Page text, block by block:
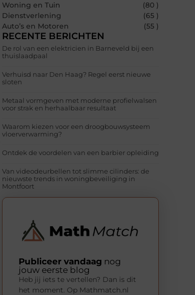
Woning en Tuin
(80 )
Dienstverlening
(65 )
Auto’s en Motoren
(55 )
RECENTE BERICHTEN
De rol van een elektricien in Barneveld bij een
thuislaadpaal
Verhuisd naar Den Haag? Regel eerst nieuwe
sloten
Metaal vormgeven met moderne profielwalsen
voor strak en herhaalbaar resultaat
Waarom kiezen voor een droogbouwsysteem
vloerverwarming?
Ontdek de voordelen van een barbier opleiding
Van videodeurbellen tot slimme cilinders: de
nieuwste trends in woningbeveiliging in
Montfoort
Publiceer vandaag nog
jouw eerste blog
Heb jij iets te vertellen? Dan is dit
het moment. Op Mathmatch.nl